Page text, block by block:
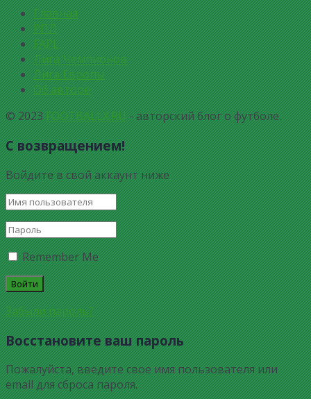
Главная
РПЛ
FAPL
Лига Чемпионов
Лига Европы
Об авторе
© 2023FOOTBALLX.RU- авторский блог о футболе.
С возвращением!
Войдите в свой аккаунт ниже
Remember Me
Забыли пароль?
Восстановите ваш пароль
Пожалуйста, введите свое имя пользователя или
email для сброса пароля.